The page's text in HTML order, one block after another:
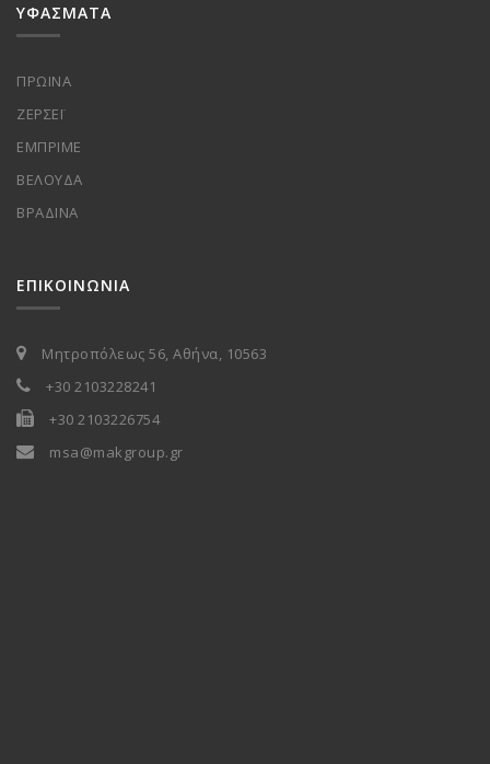
ΥΦΑΣΜΑΤΑ
ΠΡΩΙΝΑ
ΖΕΡΣΕΪ
ΕΜΠΡΙΜΕ
ΒΕΛΟΥΔΑ
ΒΡΑΔΙΝΑ
ΕΠΙΚΟΙΝΩΝΙΑ
Μητροπόλεως 56, Αθήνα, 10563
+30 2103228241
+30 2103226754
msa@makgroup.gr